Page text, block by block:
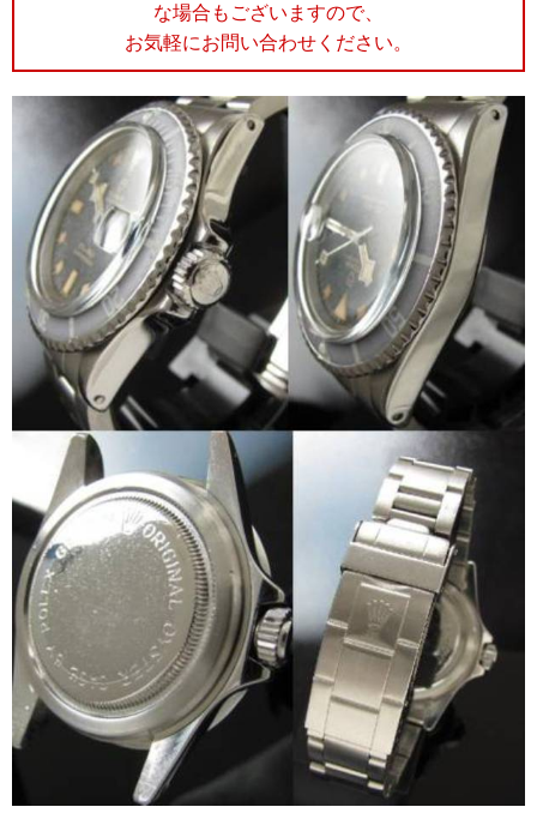
な場合もございますので、
お気軽にお問い合わせください。